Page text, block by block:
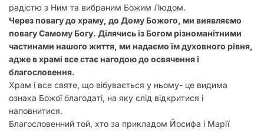
радістю з Ним та вибраним Божим Людом.
Через повагу до храму, до Дому Божого, ми виявляємо
повагу Самому Богу. Ділячись із Богом різноманітними
частинами нашого життя, ми надаємо їм духовного рівня,
адже в храмі все стає нагодою до освячення і
благословення.
Храм і все святе, що вібувається у ньому- це видима
ознака Божої благодаті, на яку слід відкритися і
наповнитися.
Благословенний той, хто за прикладом Йосифа і Марії